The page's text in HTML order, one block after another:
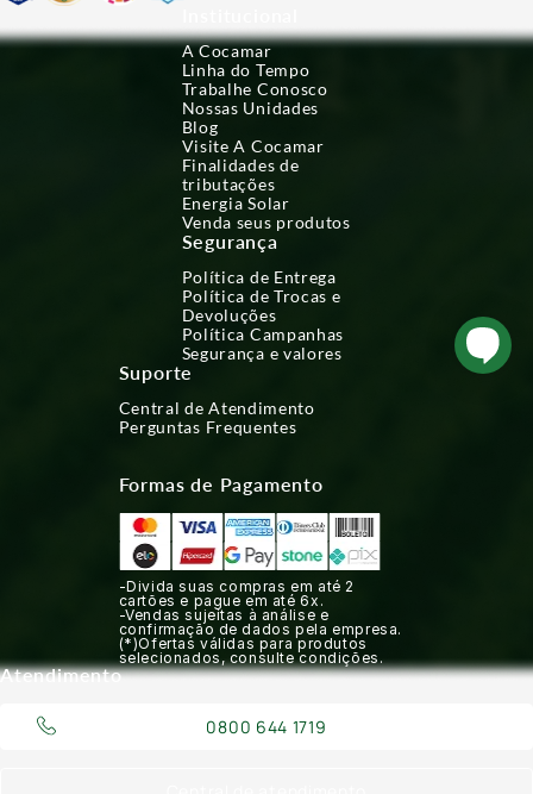
A Cocamar
Linha do Tempo
Trabalhe Conosco
Nossas Unidades
Blog
Visite A Cocamar
Finalidades de
tributações
Energia Solar
Venda seus produtos
Segurança
Política de Entrega
Política de Trocas e
Devoluções
Política Campanhas
Segurança e valores
Suporte
Central de Atendimento
Perguntas Frequentes
Formas de Pagamento
-Divida suas compras em até 2
cartões e pague em até 6x.
-Vendas sujeitas à análise e
confirmação de dados pela empresa.
(*)Ofertas válidas para produtos
selecionados, consulte condições.
Atendimento
0800 644 1719